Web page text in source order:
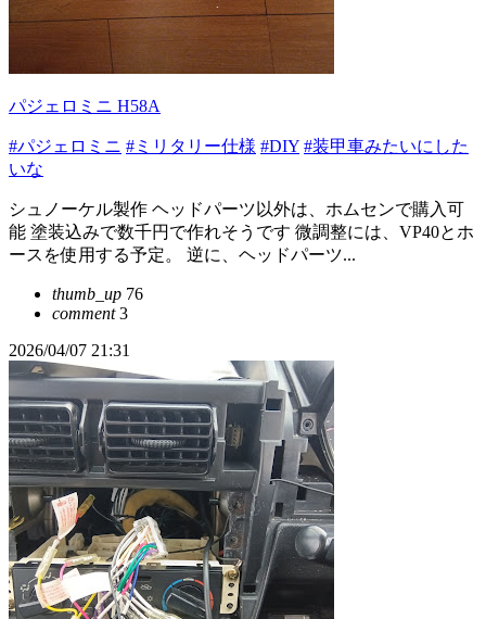
パジェロミニ H58A
#パジェロミニ #ミリタリー仕様 #DIY #装甲車みたいにした
いな
シュノーケル製作 ヘッドパーツ以外は、ホムセンで購入可
能 塗装込みで数千円で作れそうです 微調整には、VP40とホ
ースを使用する予定。 逆に、ヘッドパーツ...
thumb_up 76
comment3
2026/04/07 21:31